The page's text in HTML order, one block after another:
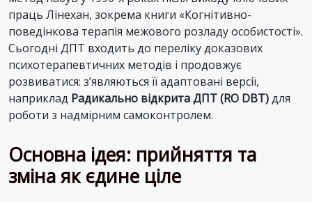
праць Лінехан, зокрема книги «Когнітивно-
поведінкова терапія межового розладу особистості».
Сьогодні ДПТ входить до переліку доказових
психотерапевтичних методів і продовжує
розвиватися: з’являються її адаптовані версії,
наприклад Радикально відкрита ДПТ (RO DBT)для
роботи з надмірним самоконтролем.
Основна ідея: прийняття та
зміна як єдине ціле